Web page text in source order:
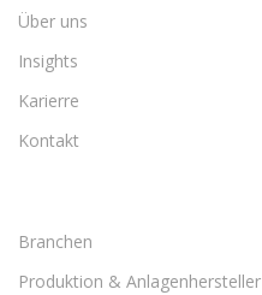
Über uns
Insights
Karierre
Kontakt
Branchen
Produktion & Anlagenhersteller